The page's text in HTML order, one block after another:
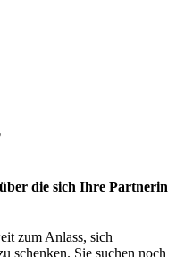
die sich Ihre Partnerin
zum Anlass, sich
schenken. Sie suchen noch